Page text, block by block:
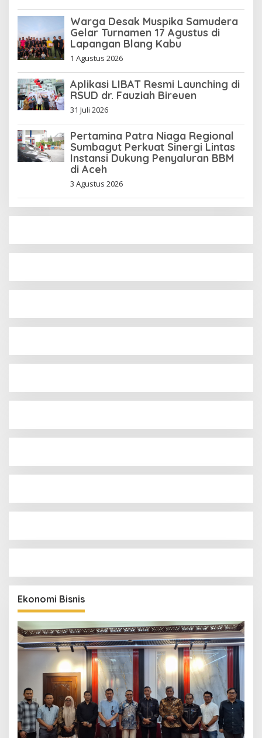
Warga Desak Muspika Samudera
Gelar Turnamen 17 Agustus di
Lapangan Blang Kabu
1 Agustus 2026
Aplikasi LIBAT Resmi Launching di
RSUD dr. Fauziah Bireuen
31 Juli 2026
Pertamina Patra Niaga Regional
Sumbagut Perkuat Sinergi Lintas
Instansi Dukung Penyaluran BBM
di Aceh
3 Agustus 2026
Ekonomi Bisnis